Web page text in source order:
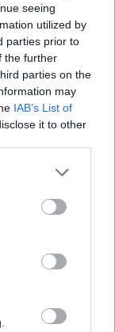
seeing
utilized by
parties prior to
the further
parties on the
may
IAB’s List of
it to other
την ομάδα.
Ελλάδα (Top
Μαζί μας,
άγαμος/
προηγούμενη
για
την Κυριακή.
τον Ιούλιο και τον
ομάδα μας αποκτά